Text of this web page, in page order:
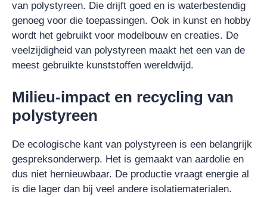
van polystyreen. Die drijft goed en is waterbestendig
genoeg voor die toepassingen. Ook in kunst en hobby
wordt het gebruikt voor modelbouw en creaties. De
veelzijdigheid van polystyreen maakt het een van de
meest gebruikte kunststoffen wereldwijd.
Milieu-impact en recycling van
polystyreen
De ecologische kant van polystyreen is een belangrijk
gespreksonderwerp. Het is gemaakt van aardolie en
dus niet hernieuwbaar. De productie vraagt energie al
is die lager dan bij veel andere isolatiematerialen.